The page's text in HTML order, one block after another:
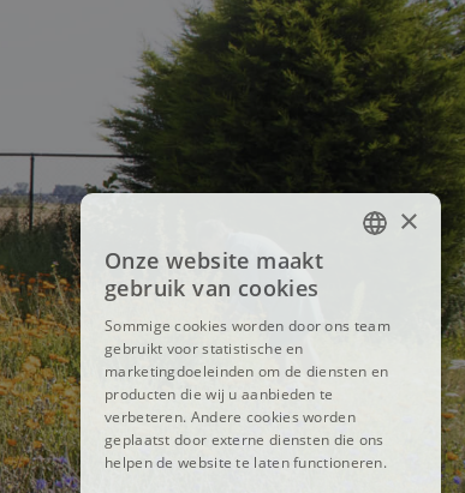
×
Onze website maakt
gebruik van cookies
Sommige cookies worden door ons team
gebruikt voor statistische en
marketingdoeleinden om de diensten en
producten die wij u aanbieden te
verbeteren. Andere cookies worden
geplaatst door externe diensten die ons
helpen de website te laten functioneren.